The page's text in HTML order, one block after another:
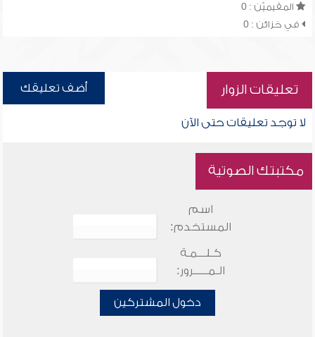
المقيميّن : 0
في خزائن : 0
تعليقات الزوار أضف تعليقك
لا توجد تعليقات حتى الآن
مكتبتك الصوتية
اسم
المستخدم:
كـلـــمـة
الـمـــــرور:
دخول المشتركين